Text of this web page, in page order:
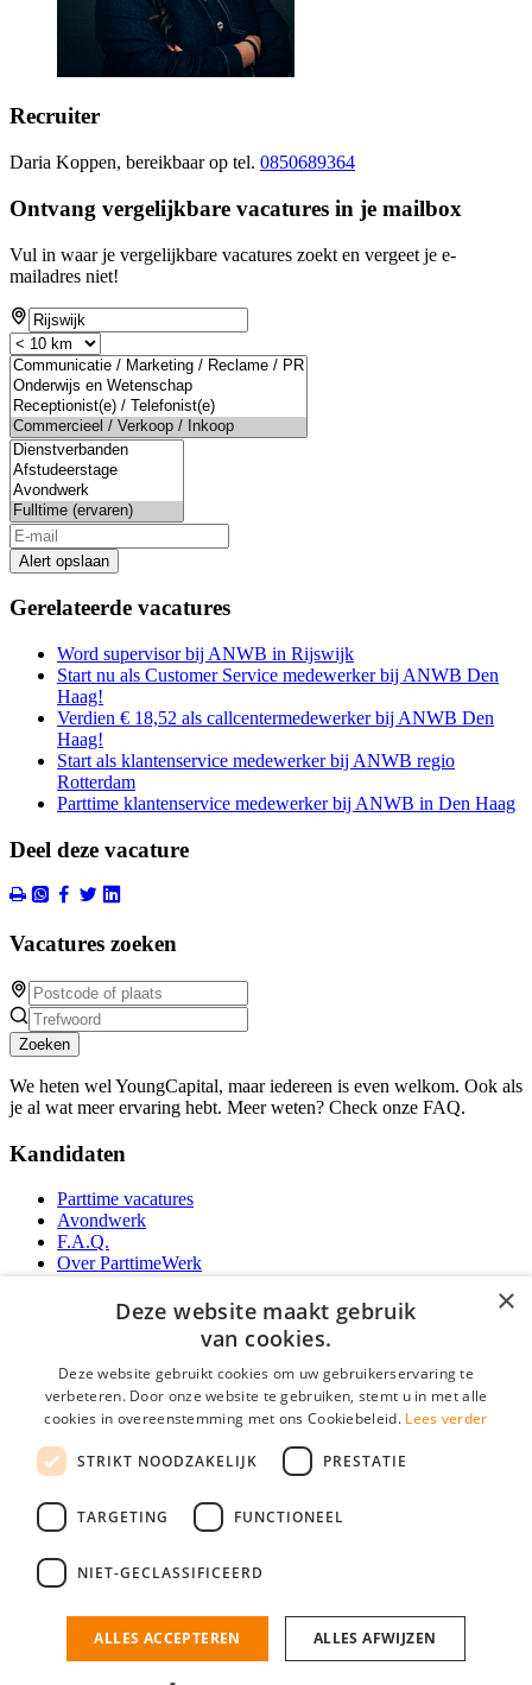
Recruiter
Daria Koppen, bereikbaar op tel. 0850689364
Ontvang vergelijkbare vacatures in je mailbox
Vul in waar je vergelijkbare vacatures zoekt en vergeet je e-
mailadres niet!
Alert opslaan
Gerelateerde vacatures
Word supervisor bij ANWB in Rijswijk
Start nu als Customer Service medewerker bij ANWB Den
Haag!
Verdien € 18,52 als callcentermedewerker bij ANWB Den
Haag!
Start als klantenservice medewerker bij ANWB regio
Rotterdam
Parttime klantenservice medewerker bij ANWB in Den Haag
Deel deze vacature
Vacatures zoeken
Zoeken
We heten wel YoungCapital, maar iedereen is even welkom. Ook als
je al wat meer ervaring hebt. Meer weten? Check onze FAQ.
Kandidaten
Parttime vacatures
Avondwerk
F.A.Q.
Over ParttimeWerk
YoungCapital Android App
Parttime personeel
Vacature aanmelden
Partners
Social
ParttimeWerk.nl is onderdeel van YoungCapital • © 2026 • KvK nr: 34199416 •
×
Deze website maakt gebruik
van cookies.
Deze website gebruikt cookies om uw gebruikerservaring te
verbeteren. Door onze website te gebruiken, stemt u in met alle
cookies in overeenstemming met ons Cookiebeleid. Lees verder
STRIKT NOODZAKELIJK PRESTATIE
TARGETING FUNCTIONEEL
NIET-GECLASSIFICEERD
ALLES ACCEPTEREN ALLES AFWIJZEN